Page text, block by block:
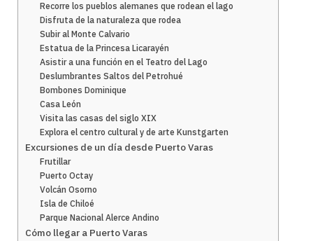
Recorre los pueblos alemanes que rodean el lago
Disfruta de la naturaleza que rodea
Subir al Monte Calvario
Estatua de la Princesa Licarayén
Asistir a una función en el Teatro del Lago
Deslumbrantes Saltos del Petrohué
Bombones Dominique
Casa León
Visita las casas del siglo XIX
Explora el centro cultural y de arte Kunstgarten
Excursiones de un día desde Puerto Varas
Frutillar
Puerto Octay
Volcán Osorno
Isla de Chiloé
Parque Nacional Alerce Andino
Cómo llegar a Puerto Varas